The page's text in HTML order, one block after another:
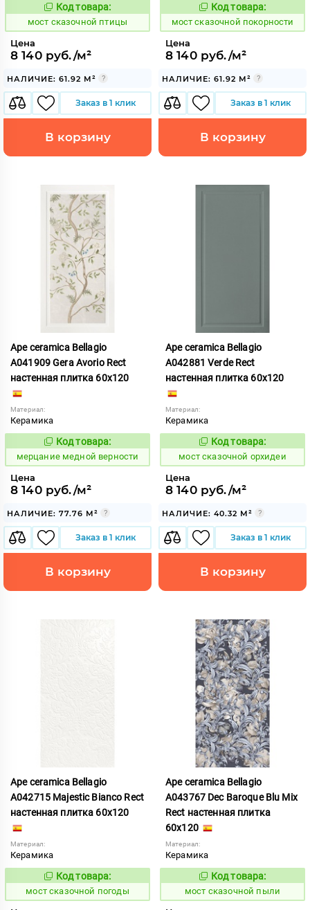
1026698
Код товара:
мост сказочной птицы
Цена
8 140 руб./м²
НАЛИЧИЕ: 61.92 М²
Заказ в 1 клик
В корзину
1026697
Код товара:
мост сказочной покорности
Цена
8 140 руб./м²
НАЛИЧИЕ: 61.92 М²
Заказ в 1 клик
В корзину
Ape ceramica Bellagio
A041909 Gera Avorio Rect
настенная плитка 60x120
Материал:
Керамика
975506
Код товара:
мерцание медной верности
Цена
8 140 руб./м²
НАЛИЧИЕ: 77.76 М²
Заказ в 1 клик
В корзину
Ape ceramica Bellagio
A042881 Verde Rect
настенная плитка 60x120
Материал:
Керамика
1026689
Код товара:
мост сказочной орхидеи
Цена
8 140 руб./м²
НАЛИЧИЕ: 40.32 М²
Заказ в 1 клик
В корзину
Ape ceramica Bellagio
A042715 Majestic Bianco Rect
настенная плитка 60x120
Материал:
Керамика
1026696
Код товара:
мост сказочной погоды
Ape ceramica Bellagio
A043767 Dec Baroque Blu Mix
Rect настенная плитка
60x120
Материал:
Керамика
1026701
Код товара:
мост сказочной пыли